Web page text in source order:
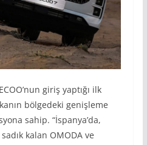
giriş yaptığı ilk
bölgedeki genişleme
sahip. “İspanya’da,
kalan OMODA ve